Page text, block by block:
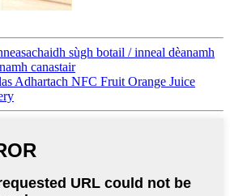
sùgh botail / inneal dèanamh
canastair
Adhartach NFC Fruit Orange Juice